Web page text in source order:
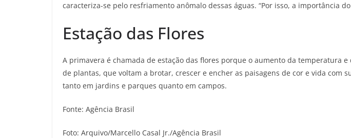
caracteriza-se pelo resfriamento anômalo dessas águas. “Por isso, a importância
Estação das Flores
A primavera é chamada de estação das flores porque o aumento da temperatura
de plantas, que voltam a brotar, crescer e encher as paisagens de cor e vida com
tanto em jardins e parques quanto em campos.
Fonte: Agência Brasil
Foto: Arquivo/Marcello Casal Jr./Agência Brasil